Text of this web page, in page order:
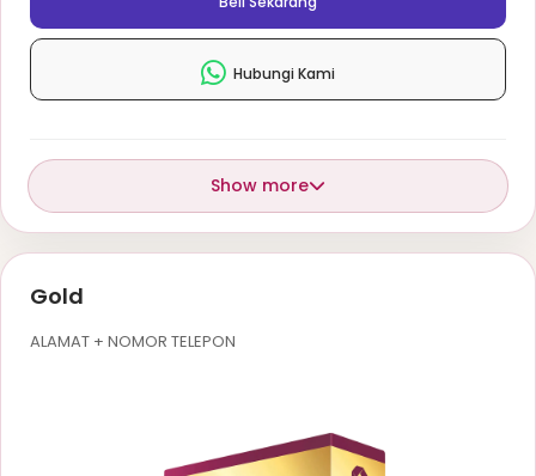
Hubungi Kami
Show more
Gold
ALAMAT + NOMOR TELEPON